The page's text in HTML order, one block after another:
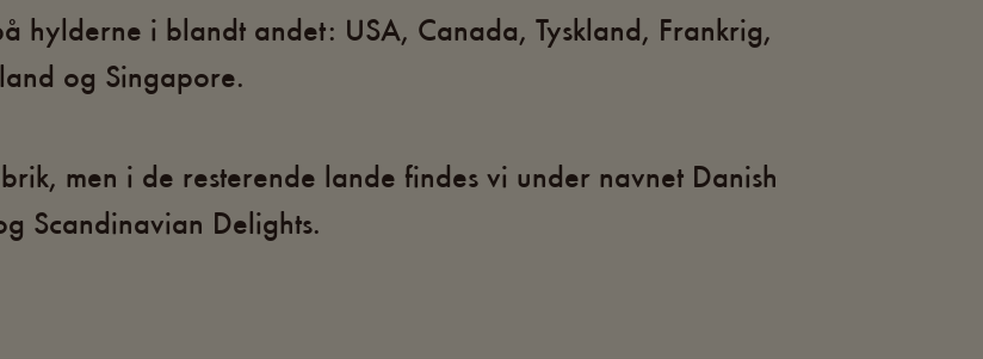
hylderne i blandt andet: USA, Canada, Tyskland, Frankrig,
og Singapore.
men i de resterende lande findes vi under navnet Danish
Scandinavian Delights.